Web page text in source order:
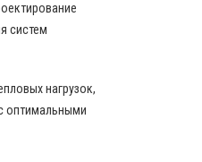
систем
нагрузок,
оптимальными